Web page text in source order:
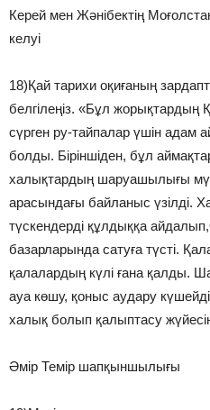
Керей мен Жәнібектің
келуі
18)Қай тарихи оқиғаның
белгілеңіз. «Бұл жорықтардың
сүрген ру-тайпалар үшін адам
болды. Біріншіден, бұл
халықтардың шаруашылығы
арасындағы байланыс үзілді.
түскендерді құлдыққа
базарларында сатуға түсті.
қалалардың күлі ғана қалды.
ауа көшу, қоныс аудару
халық болып қалыптасу
Әмір Темір шапқыншылығы